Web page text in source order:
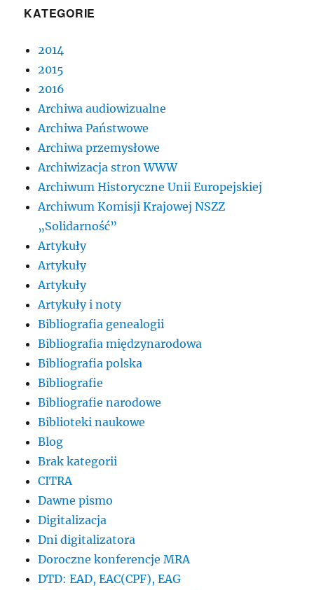
KATEGORIE
2014
2015
2016
Archiwa audiowizualne
Archiwa Państwowe
Archiwa przemysłowe
Archiwizacja stron WWW
Archiwum Historyczne Unii Europejskiej
Archiwum Komisji Krajowej NSZZ
„Solidarność”
Artykuły
Artykuły
Artykuły
Artykuły i noty
Bibliografia genealogii
Bibliografia międzynarodowa
Bibliografia polska
Bibliografie
Bibliografie narodowe
Biblioteki naukowe
Blog
Brak kategorii
CITRA
Dawne pismo
Digitalizacja
Dni digitalizatora
Doroczne konferencje MRA
DTD: EAD, EAC(CPF), EAG